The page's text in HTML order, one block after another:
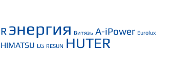
энергия Витязь A-iPower Eurolux
LG RESUN HUTER